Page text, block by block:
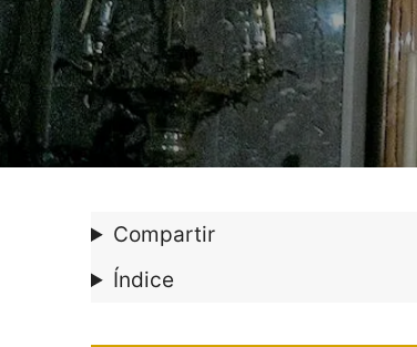
Compartir
Índice